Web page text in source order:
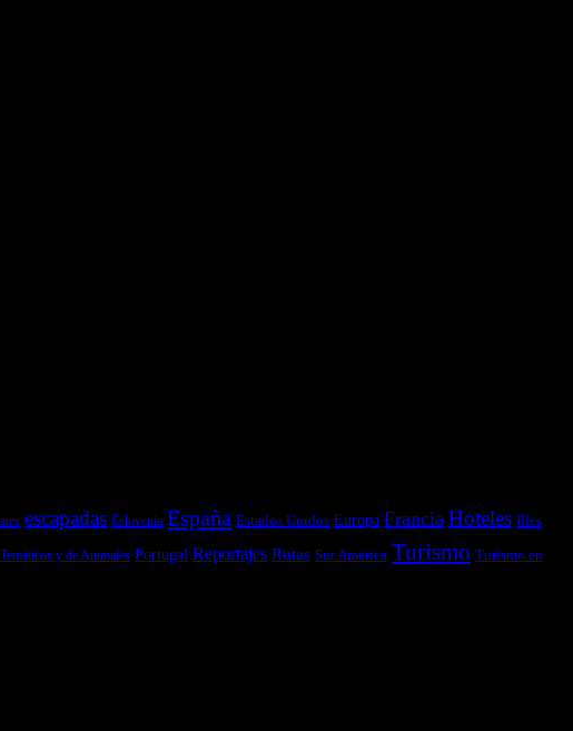
escapadas Eslovenia España Estados Unidos Europa Francia Hoteles Illes
y de Animales Portugal Reportajes Rutas Sur América Turismo Turismo en